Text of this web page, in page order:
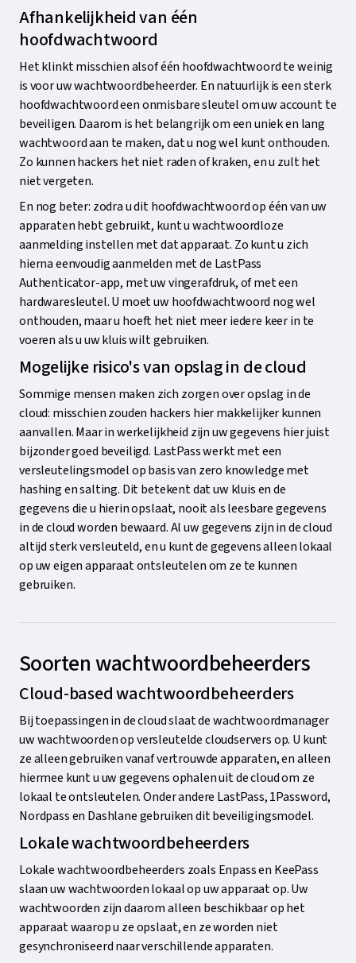
Afhankelijkheid van één
hoofdwachtwoord
Het klinkt misschien alsof één hoofdwachtwoord te weinig
is voor uw wachtwoordbeheerder. En natuurlijk is een sterk
hoofdwachtwoord een onmisbare sleutel om uw account te
beveiligen. Daarom is het belangrijk om een uniek en lang
wachtwoord aan te maken, dat u nog wel kunt onthouden.
Zo kunnen hackers het niet raden of kraken, en u zult het
niet vergeten.
En nog beter: zodra u dit hoofdwachtwoord op één van uw
apparaten hebt gebruikt, kunt u wachtwoordloze
aanmelding instellen met dat apparaat. Zo kunt u zich
hierna eenvoudig aanmelden met de LastPass
Authenticator-app, met uw vingerafdruk, of met een
hardwaresleutel. U moet uw hoofdwachtwoord nog wel
onthouden, maar u hoeft het niet meer iedere keer in te
voeren als u uw kluis wilt gebruiken.
Mogelijke risico's van opslag in de cloud
Sommige mensen maken zich zorgen over opslag in de
cloud: misschien zouden hackers hier makkelijker kunnen
aanvallen. Maar in werkelijkheid zijn uw gegevens hier juist
bijzonder goed beveiligd. LastPass werkt met een
versleutelingsmodel op basis van zero knowledge met
hashing en salting. Dit betekent dat uw kluis en de
gegevens die u hierin opslaat, nooit als leesbare gegevens
in de cloud worden bewaard. Al uw gegevens zijn in de cloud
altijd sterk versleuteld, en u kunt de gegevens alleen lokaal
op uw eigen apparaat ontsleutelen om ze te kunnen
gebruiken.
Soorten wachtwoordbeheerders
Cloud-based wachtwoordbeheerders
Bij toepassingen in de cloud slaat de wachtwoordmanager
uw wachtwoorden op versleutelde cloudservers op. U kunt
ze alleen gebruiken vanaf vertrouwde apparaten, en alleen
hiermee kunt u uw gegevens ophalen uit de cloud om ze
lokaal te ontsleutelen. Onder andere LastPass, 1Password,
Nordpass en Dashlane gebruiken dit beveiligingsmodel.
Lokale wachtwoordbeheerders
Lokale wachtwoordbeheerders zoals Enpass en KeePass
slaan uw wachtwoorden lokaal op uw apparaat op. Uw
wachtwoorden zijn daarom alleen beschikbaar op het
apparaat waarop u ze opslaat, en ze worden niet
gesynchroniseerd naar verschillende apparaten.